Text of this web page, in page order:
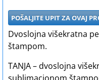
POŠALJITE UPIT ZA OVAJ
Dvoslojna višekratna
štampom.
TANJA – dvoslojna